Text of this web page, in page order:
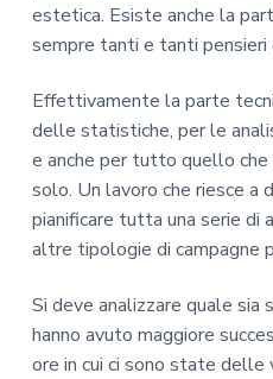
estetica. Esiste anche la
sempre tanti e tanti pensieri
Effettivamente la parte
delle statistiche, per le
e anche per tutto quello che
solo. Un lavoro che riesce a
pianificare tutta una serie di
altre tipologie di campagne
Si deve analizzare quale
hanno avuto maggiore
ore in cui ci sono state delle